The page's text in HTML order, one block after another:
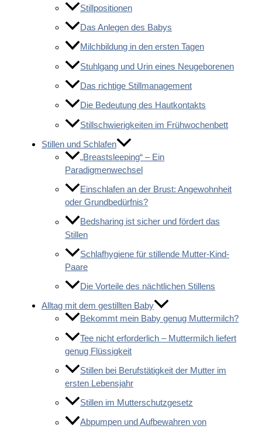
Stillpositionen
Das Anlegen des Babys
Milchbildung in den ersten Tagen
Stuhlgang und Urin eines Neugeborenen
Das richtige Stillmanagement
Die Bedeutung des Hautkontakts
Stillschwierigkeiten im Frühwochenbett
Stillen und Schlafen
„Breastsleeping“ – Ein
Paradigmenwechsel
Einschlafen an der Brust: Angewohnheit
oder Grundbedürfnis?
Bedsharing ist sicher und fördert das
Stillen
Schlafhygiene für stillende Mutter-Kind-
Paare
Die Vorteile des nächtlichen Stillens
Alltag mit dem gestillten Baby
Bekommt mein Baby genug Muttermilch?
Tee nicht erforderlich – Muttermilch liefert
genug Flüssigkeit
Stillen bei Berufstätigkeit der Mutter im
ersten Lebensjahr
Stillen im Mutterschutzgesetz
Abpumpen und Aufbewahren von